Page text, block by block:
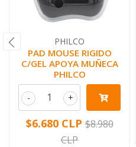
PHILCO
PAD MOUSE RIGIDO
C/GEL APOYA MUÑECA
PHILCO
+
-
$6.680 CLP $8.980
CLP